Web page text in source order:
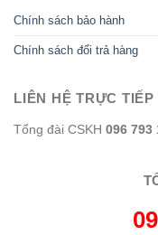
Chính sách bảo hành
Chính sách đổi trả hàng
LIÊN HỆ TRỰC TIẾP
Tổng đài CSKH 096 793